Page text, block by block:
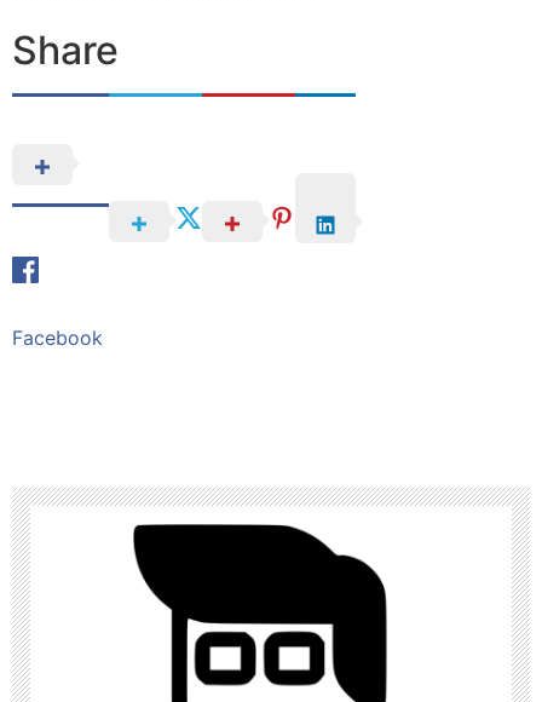
Share
Facebook